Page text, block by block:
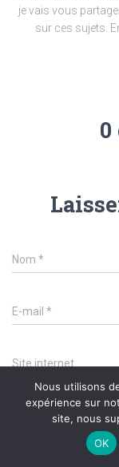
je vais vous
sur ces sujets.
0
Nom *
E-mail *
Site internet
Qu’avez vous à
Nous utilisons
expérience sur
site, nous
OK